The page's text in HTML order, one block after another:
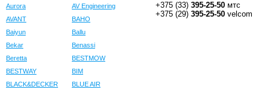
Aurora
AV Engineering
AVANT
BAHO
Baiyun
Ballu
Bekar
Benassi
Beretta
BESTMOW
BESTWAY
BIM
BLACK&DECKER
BLUE AIR
+375 (33) 395-25-50 мтс
+375 (29) 395-25-50 velcom